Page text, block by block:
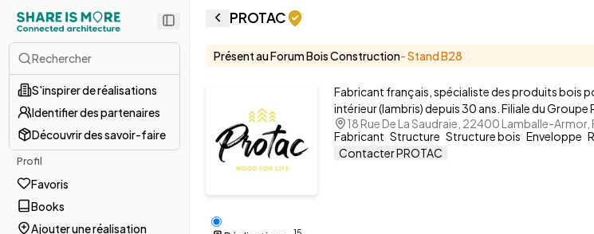
Rechercher
S'inspirer de réalisations
Identifier des partenaires
Découvrir des savoir-faire
Profil
Favoris
Books
Ajouter une réalisation
PROTAC
Présent au Forum Bois Construction- StandB28
Fabricant français, spécialiste des produits bois
intérieur (lambris) depuis 30 ans. Filiale du Groupe
18 Rue De La Saudraie, 22400 Lamballe-Armor,
Fabricant Structure Structure bois Enveloppe
Contacter PROTAC